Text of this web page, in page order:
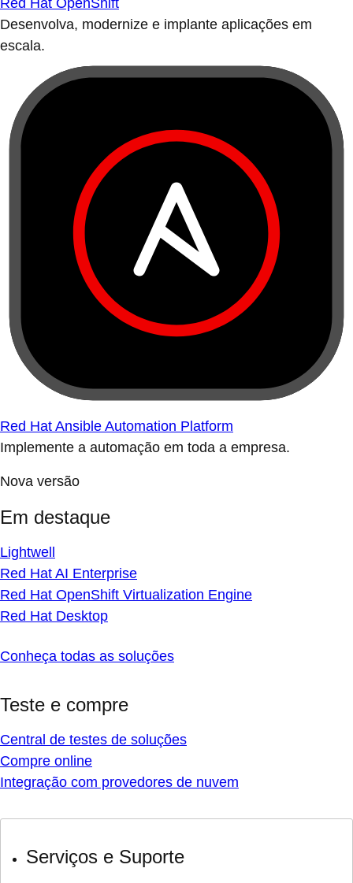
Red Hat OpenShift
Desenvolva, modernize e implante aplicações em
escala.
Red Hat Ansible Automation Platform
Implemente a automação em toda a empresa.
Nova versão
Em destaque
Lightwell
Red Hat AI Enterprise
Red Hat OpenShift Virtualization Engine
Red Hat Desktop
Conheça todas as soluções
Teste e compre
Central de testes de soluções
Compre online
Integração com provedores de nuvem
Serviços e Suporte